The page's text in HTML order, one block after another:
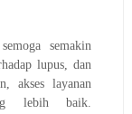
semakin
lupus, dan
akses layanan
lebih baik.